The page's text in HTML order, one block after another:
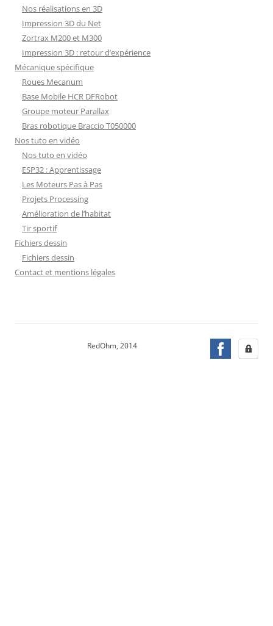
Nos réalisations en 3D
Impression 3D du Net
Zortrax M200 et M300
Impression 3D : retour d’expérience
Mécanique spécifique
Roues Mecanum
Base Mobile HCR DFRobot
Groupe moteur Parallax
Bras robotique Braccio T050000
Nos tuto en vidéo
Nos tuto en vidéo
ESP32 : Apprentissage
Les Moteurs Pas à Pas
Projets Processing
Amélioration de l’habitat
Tir sportif
Fichiers dessin
Fichiers dessin
Contact et mentions légales
RedOhm, 2014